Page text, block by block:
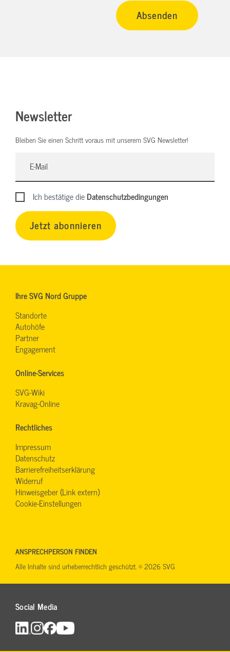
Newsletter
Bleiben Sie einen Schritt voraus mit unserem SVG Newsletter!
Ich bestätige dieDatenschutzbedingungen
Jetzt abonnieren
Ihre SVG Nord Gruppe
Standorte
Autohöfe
Partner
Engagement
Online-Services
SVG-Wiki
Kravag-Online
Rechtliches
Impressum
Datenschutz
Barrierefreiheitserklärung
Widerruf
Hinweisgeber (Link extern)
Cookie-Einstellungen
Social Media
ANSPRECHPERSON FINDEN
Alle Inhalte sind urheberrechtlich geschützt. © 2026 SVG